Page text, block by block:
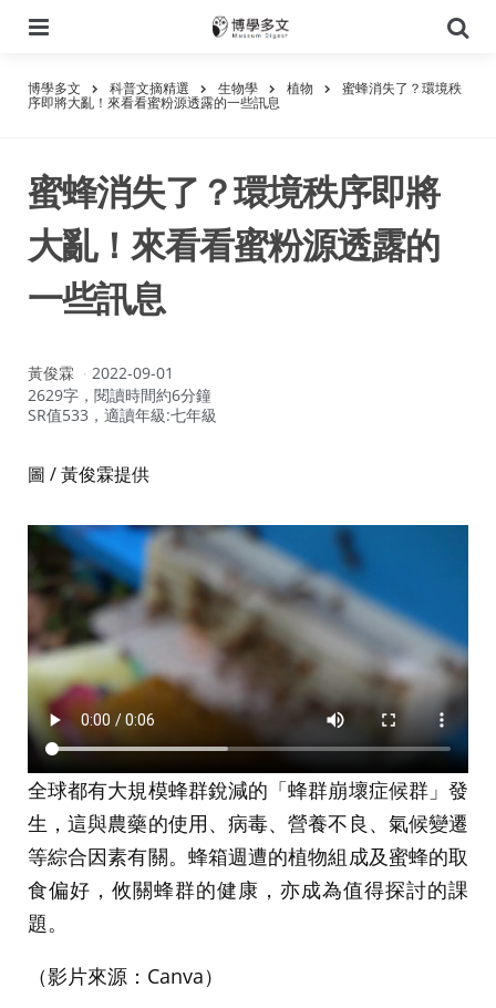
尋
博學多文 科普文摘精選 生物學 植物 蜜蜂消失了？環境秩
序即將大亂！來看看蜜粉源透露的一些訊息
蜜蜂消失了？環境秩序即將
大亂！來看看蜜粉源透露的
一些訊息
作
者：
黃俊霖
2022-09-01
2629字，閱讀時間約6分鐘
SR值533，適讀年級:七年級
圖 / 黃俊霖提供
全球都有大規模蜂群銳減的「蜂群崩壞症候群」發
生，這與農藥的使用、病毒、營養不良、氣候變遷
等綜合因素有關。蜂箱週遭的植物組成及蜜蜂的取
食偏好，攸關蜂群的健康，亦成為值得探討的課
題。
（影片來源：Canva）